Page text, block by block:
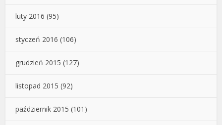
luty 2016 (95)
styczeń 2016 (106)
grudzień 2015 (127)
listopad 2015 (92)
październik 2015 (101)